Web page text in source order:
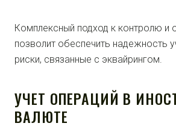
Комплексный подход к контролю и
позволит обеспечить надежность
риски, связанные с эквайрингом.
УЧЕТ ОПЕРАЦИЙ В
ВАЛЮТЕ